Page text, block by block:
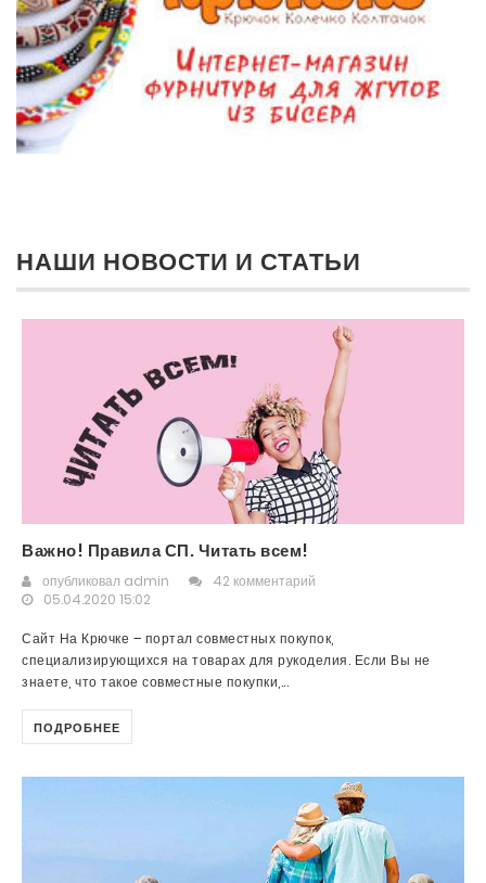
НАШИ НОВОСТИ И СТАТЬИ
Важно! Правила СП. Читать всем!
опубликовал admin
42 комментарий
05.04.2020 15:02
Сайт На Крючке – портал совместных покупок,
специализирующихся на товарах для рукоделия. Если Вы не
знаете, что такое совместные покупки,...
ПОДРОБНЕЕ